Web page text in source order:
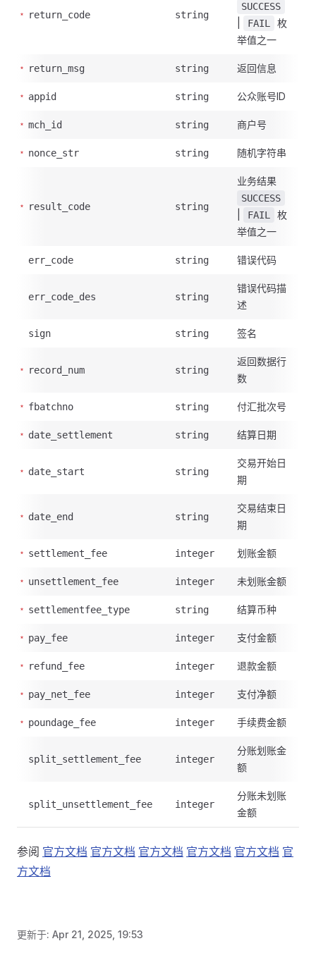
return_code string
SUCCESS
FAIL
枚
举值之一
return_msg string 返回信息
appid string 公众账号ID
mch_id string 商户号
nonce_str string 随机字符串
result_code string
业务结果
SUCCESS
FAIL
枚
举值之一
err_code string 错误代码
err_code_des string
错误代码描
述
sign string 签名
record_num string
返回数据行
数
fbatchno string 付汇批次号
date_settlement string 结算日期
date_start string
交易开始日
期
date_end string
交易结束日
期
settlement_fee integer 划账金额
unsettlement_fee integer 未划账金额
settlementfee_type string 结算币种
pay_fee integer 支付金额
refund_fee integer 退款金额
pay_net_fee integer 支付净额
poundage_fee integer 手续费金额
split_settlement_fee integer
分账划账金
额
split_unsettlement_fee integer
分账未划账
金额
参阅 官方文档 官方文档 官方文档 官方文档 官方文档 官
方文档
更新于: Apr 21, 2025, 19:53